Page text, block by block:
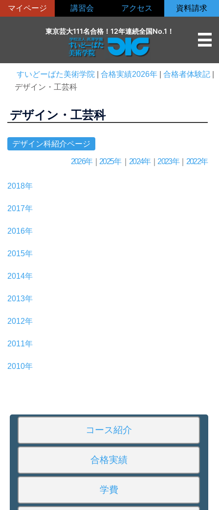
ン
マイページ 講習会 アクセス 資料請求
東京芸大111名合格！12年連続全国No.1！
すいどーばた美術学院 合格実績2026年 合格者体験記
デザイン・工芸科
デザイン・工芸科
デザイン科紹介ページ
2026年｜ 2025年｜ 2024年｜ 2023年｜ 2022年
2018年
2017年
2016年
2015年
2014年
2013年
2012年
2011年
2010年
コース紹介
合格実績
学費